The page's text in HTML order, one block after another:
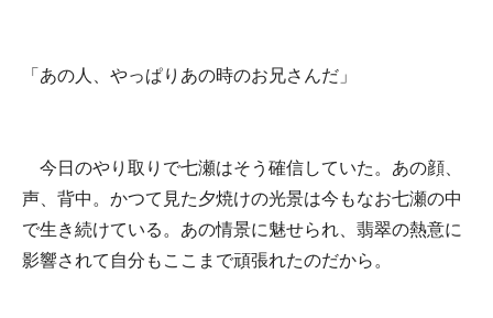
「あの人、やっぱりあの時のお兄さんだ」
今日のやり取りで七瀬はそう確信していた。あの顔、
声、背中。かつて見た夕焼けの光景は今もなお七瀬の中
で生き続けている。あの情景に魅せられ、翡翠の熱意に
影響されて自分もここまで頑張れたのだから。